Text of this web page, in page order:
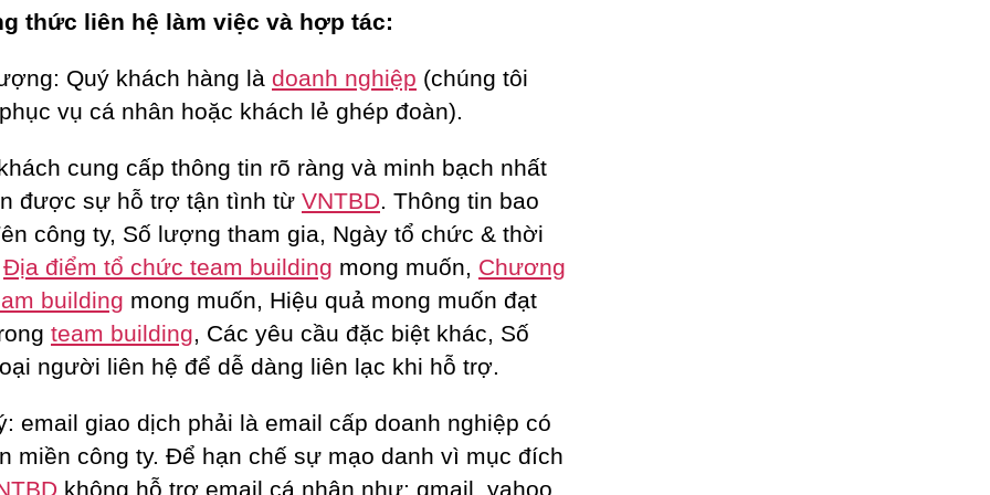
thức liên hệ làm việc và hợp tác:
Quý khách hàng là doanh nghiệp (chúng tôi
vụ cá nhân hoặc khách lẻ ghép đoàn).
cung cấp thông tin rõ ràng và minh bạch nhất
được sự hỗ trợ tận tình từ VNTBD . Thông tin bao
công ty, Số lượng tham gia, Ngày tổ chức & thời
Địa điểm tổ chức team building mong muốn, Chương
building mong muốn, Hiệu quả mong muốn đạt
team building , Các yêu cầu đặc biệt khác, Số
người liên hệ để dễ dàng liên lạc khi hỗ trợ.
email giao dịch phải là email cấp doanh nghiệp có
miền công ty. Để hạn chế sự mạo danh vì mục đích
không hỗ trợ email cá nhân như: gmail, yahoo